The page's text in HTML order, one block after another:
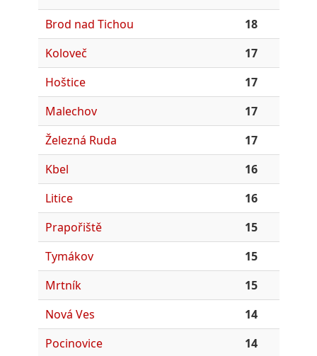
Brod nad Tichou
18
Koloveč
17
Hoštice
17
Malechov
17
Železná Ruda
17
Kbel
16
Litice
16
Prapořiště
15
Tymákov
15
Mrtník
15
Nová Ves
14
Pocinovice
14